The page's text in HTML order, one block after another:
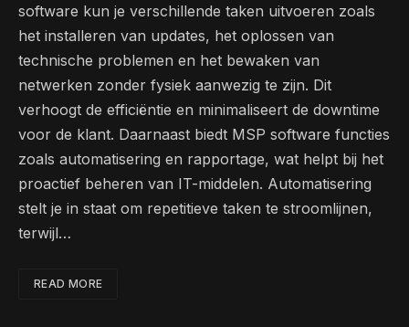
software kun je verschillende taken uitvoeren zoals
het installeren van updates, het oplossen van
technische problemen en het bewaken van
netwerken zonder fysiek aanwezig te zijn. Dit
verhoogt de efficiëntie en minimaliseert de downtime
voor de klant. Daarnaast biedt MSP software functies
zoals automatisering en rapportage, wat helpt bij het
proactief beheren van IT-middelen. Automatisering
stelt je in staat om repetitieve taken te stroomlijnen,
terwijl…
READ MORE